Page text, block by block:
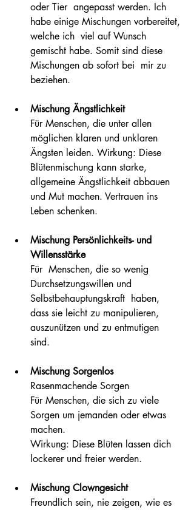
oder Tier  angepasst werden. Ich
habe einige Mischungen vorbereitet,
welche ich  viel auf Wunsch
gemischt habe. Somit sind diese
Mischungen ab sofort bei  mir zu
beziehen.
Mischung Ängstlichkeit
Für Menschen, die unter allen
möglichen klaren und unklaren
Ängsten leiden. Wirkung: Diese
Blütenmischung kann starke,
allgemeine Ängstlichkeit abbauen
und Mut machen. Vertrauen ins
Leben schenken.
Mischung Persönlichkeits- und
Willensstärke
Für  Menschen, die so wenig
Durchsetzungswillen und
Selbstbehauptungskraft  haben,
dass sie leicht zu manipulieren,
auszunützen und zu entmutigen
sind.
Mischung Sorgenlos
Rasenmachende Sorgen
Für Menschen, die sich zu viele
Sorgen um jemanden oder etwas
machen.
Wirkung: Diese Blüten lassen dich
lockerer und freier werden.
Mischung Clowngesicht
Freundlich sein, nie zeigen, wie es